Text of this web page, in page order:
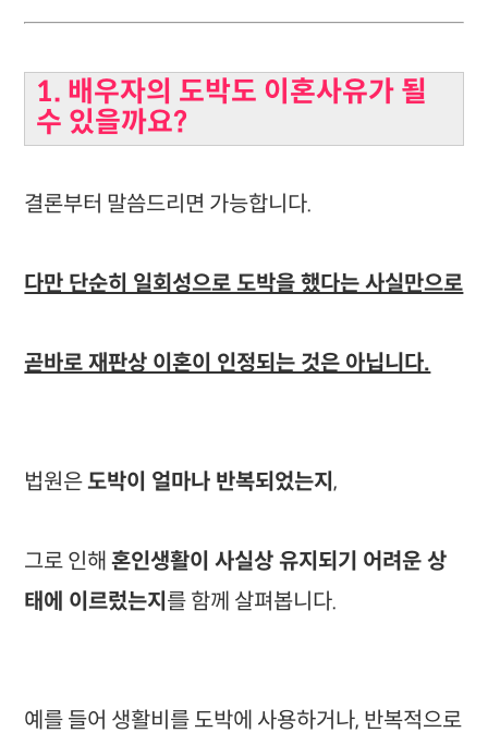
1. 배우자의 도박도 이혼사유가 될
수 있을까요?
결론부터 말씀드리면 가능합니다.
다만 단순히 일회성으로 도박을 했다는 사실만으로
곧바로 재판상 이혼이 인정되는 것은 아닙니다.
법원은도박이 얼마나 반복되었는지,
그로 인해혼인생활이 사실상 유지되기 어려운 상
태에 이르렀는지 를 함께 살펴봅니다.
예를 들어 생활비를 도박에 사용하거나, 반복적으로